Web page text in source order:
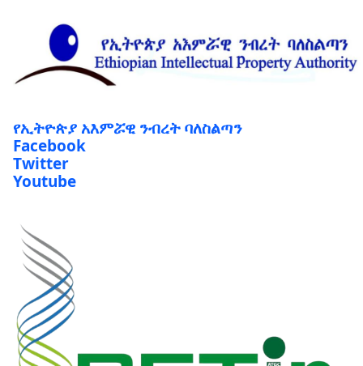
Facebook
Twitter
Youtube